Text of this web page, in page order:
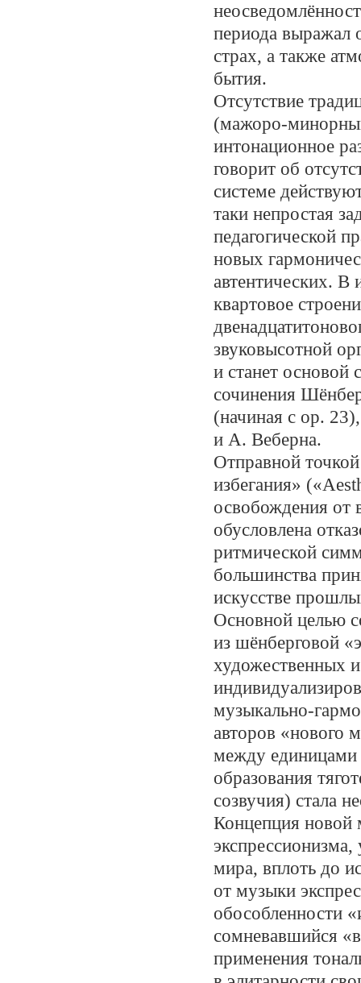
периода выражал
страх, а также
бытия.
Отсутствие
(мажоро-
интонационное
говорит об
системе
таки непростая
педагогической
новых
автентических. В
квартовое
звуковысотной
и станет основой
сочинения
(начиная с op.
и А. Веберна.
Отправной
избегания»
освобождения от
обусловлена
ритмической
большинства
искусстве
Основной целью
из шёнберговой
художественных
музыкально-
авторов «нового
между единицами
образования
созвучия) стала
Концепция новой
мира, вплоть до
от музыки
обособленности
сомневавшийся
применения